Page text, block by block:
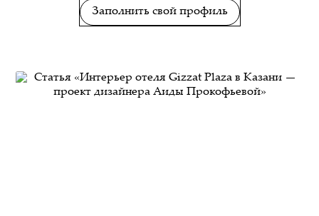
Заполнить свой профиль